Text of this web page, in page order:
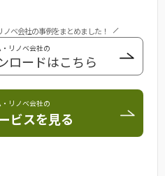
ベ会社の事例をまとめました！
リノベ会社の
ロードはこちら
リノベ会社の
ビスを見る